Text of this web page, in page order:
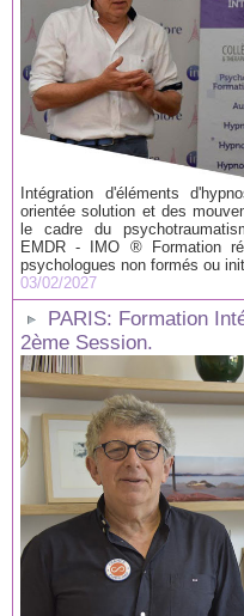
Intégration d'éléments
orientée solution et des
le cadre du
EMDR - IMO ® Formation
psychologues non formés ou
03/02/2027
PARIS: Formation
2ème Session.